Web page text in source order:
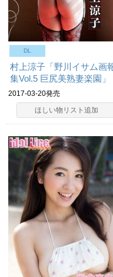
DL
村上涼子「野川イサム画
集Vol.5 巨尻美熟妻楽園」
2017-03-20発売
ほしい物リスト追加